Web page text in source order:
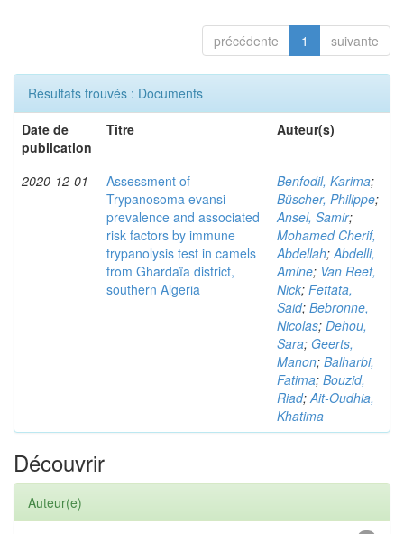
précédente 1 suivante
Résultats trouvés : Documents
Date de
publication
Titre Auteur(s)
2020-12-01
Assessment of
Trypanosoma evansi
prevalence and associated
risk factors by immune
trypanolysis test in camels
from Ghardaïa district,
southern Algeria
Benfodil, Karima;
Büscher, Philippe;
Ansel, Samir;
Mohamed Cherif,
Abdellah;Abdelli,
Amine; Van Reet,
Nick; Fettata,
Said; Bebronne,
Nicolas; Dehou,
Sara; Geerts,
Manon; Balharbi,
Fatima; Bouzid,
Riad;Ait-Oudhia,
Khatima
Découvrir
Auteur(e)